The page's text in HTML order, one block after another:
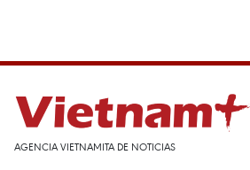
AGENCIA VIETNAMITA DE NOTICIAS